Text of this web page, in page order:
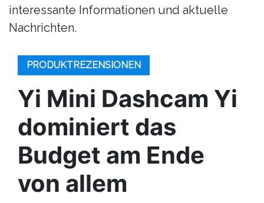
interessante Informationen und aktuelle
Nachrichten.
PRODUKTREZENSIONEN
Yi Mini Dashcam Yi
dominiert das
Budget am Ende
von allem